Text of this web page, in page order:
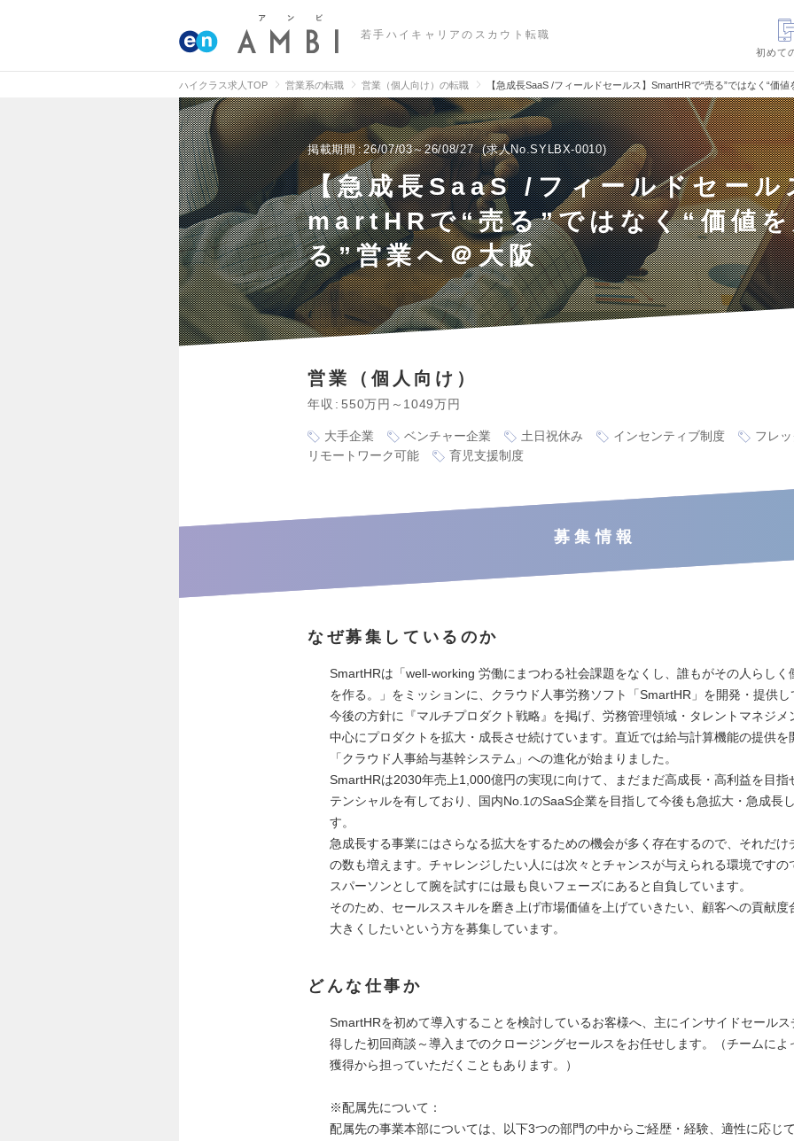
若手ハイキャリアのスカウト転職
初めて
ハイクラス求人TOP 営業系の転職 営業（個人向け）の転職 【急成長SaaS /フィールドセールス】SmartHRで“売る”ではなく“価
掲載期間 26/07/03～26/08/27 求人No.SYLBX-0010
【急成長SaaS /フィールドセール
martHRで“売る”ではなく“価値
る”営業へ＠大阪
営業（個人向け）
年収 550万円～1049万円
大手企業 ベンチャー企業 土日祝休み インセンティブ制度
フレ
リモートワーク可能
育児支援制度
募集情報
なぜ募集しているのか
SmartHRは「well-working 労働にまつわる社会課題をなくし、誰もがその人らしく
を作る。」をミッションに、クラウド人事労務ソフト「SmartHR」を開発・提供
今後の方針に『マルチプロダクト戦略』を掲げ、労務管理領域・タレントマネジメ
中心にプロダクトを拡大・成長させ続けています。直近では給与計算機能の提供を
「クラウド人事給与基幹システム」への進化が始まりました。
SmartHRは2030年売上1,000億円の実現に向けて、まだまだ高成長・高利益を目指
テンシャルを有しており、国内No.1のSaaS企業を目指して今後も急拡大・急成長
す。
急成長する事業にはさらなる拡大をするための機会が多く存在するので、それだけ
の数も増えます。チャレンジしたい人には次々とチャンスが与えられる環境ですの
スパーソンとして腕を試すには最も良いフェーズにあると自負しています。
そのため、セールススキルを磨き上げ市場価値を上げていきたい、顧客への貢献度
大きくしたいという方を募集しています。
どんな仕事か
SmartHRを初めて導入することを検討しているお客様へ、主にインサイドセールス
得した初回商談～導入までのクロージングセールスをお任せします。（チームによ
獲得から担っていただくこともあります。）
※配属先について：
配属先の事業本部については、以下3つの部門の中からご経歴・経験、適性に応じ